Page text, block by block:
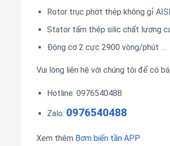
Rotor trục phớt thép không gỉ
Stator tấm thép silic chất lượng
Động cơ 2 cực 2900 vòng/phút …
Vui lòng liên hệ với chúng tôi để có
Hotline: 0976540488
Zalo: 0976540488
Xem thêm Bơm biến tần APP